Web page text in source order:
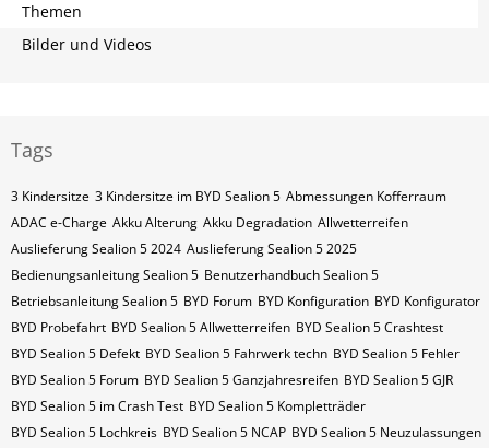
Themen
Bilder und Videos
Tags
3 Kindersitze 3 Kindersitze im BYD Sealion 5 Abmessungen Kofferraum
ADAC e-Charge Akku Alterung Akku Degradation Allwetterreifen
Auslieferung Sealion 5 2024 Auslieferung Sealion 5 2025
Bedienungsanleitung Sealion 5 Benutzerhandbuch Sealion 5
Betriebsanleitung Sealion 5 BYD Forum BYD Konfiguration BYD Konfigurator
BYD Probefahrt BYD Sealion 5 Allwetterreifen BYD Sealion 5 Crashtest
BYD Sealion 5 Defekt BYD Sealion 5 Fahrwerk techn BYD Sealion 5 Fehler
BYD Sealion 5 Forum BYD Sealion 5 Ganzjahresreifen BYD Sealion 5 GJR
BYD Sealion 5 im Crash Test BYD Sealion 5 Kompletträder
BYD Sealion 5 Lochkreis BYD Sealion 5 NCAP BYD Sealion 5 Neuzulassungen